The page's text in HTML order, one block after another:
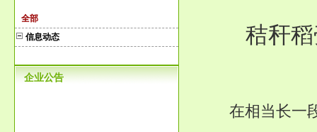
全部
信息动态
企业公告
秸秆
在相当长一段